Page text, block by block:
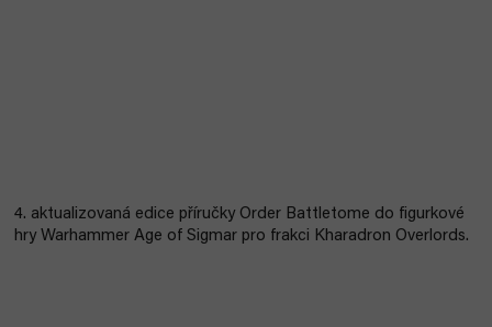
4. aktualizovaná edice příručky Order Battletome do figurkové
hry Warhammer Age of Sigmar pro frakci Kharadron Overlords.